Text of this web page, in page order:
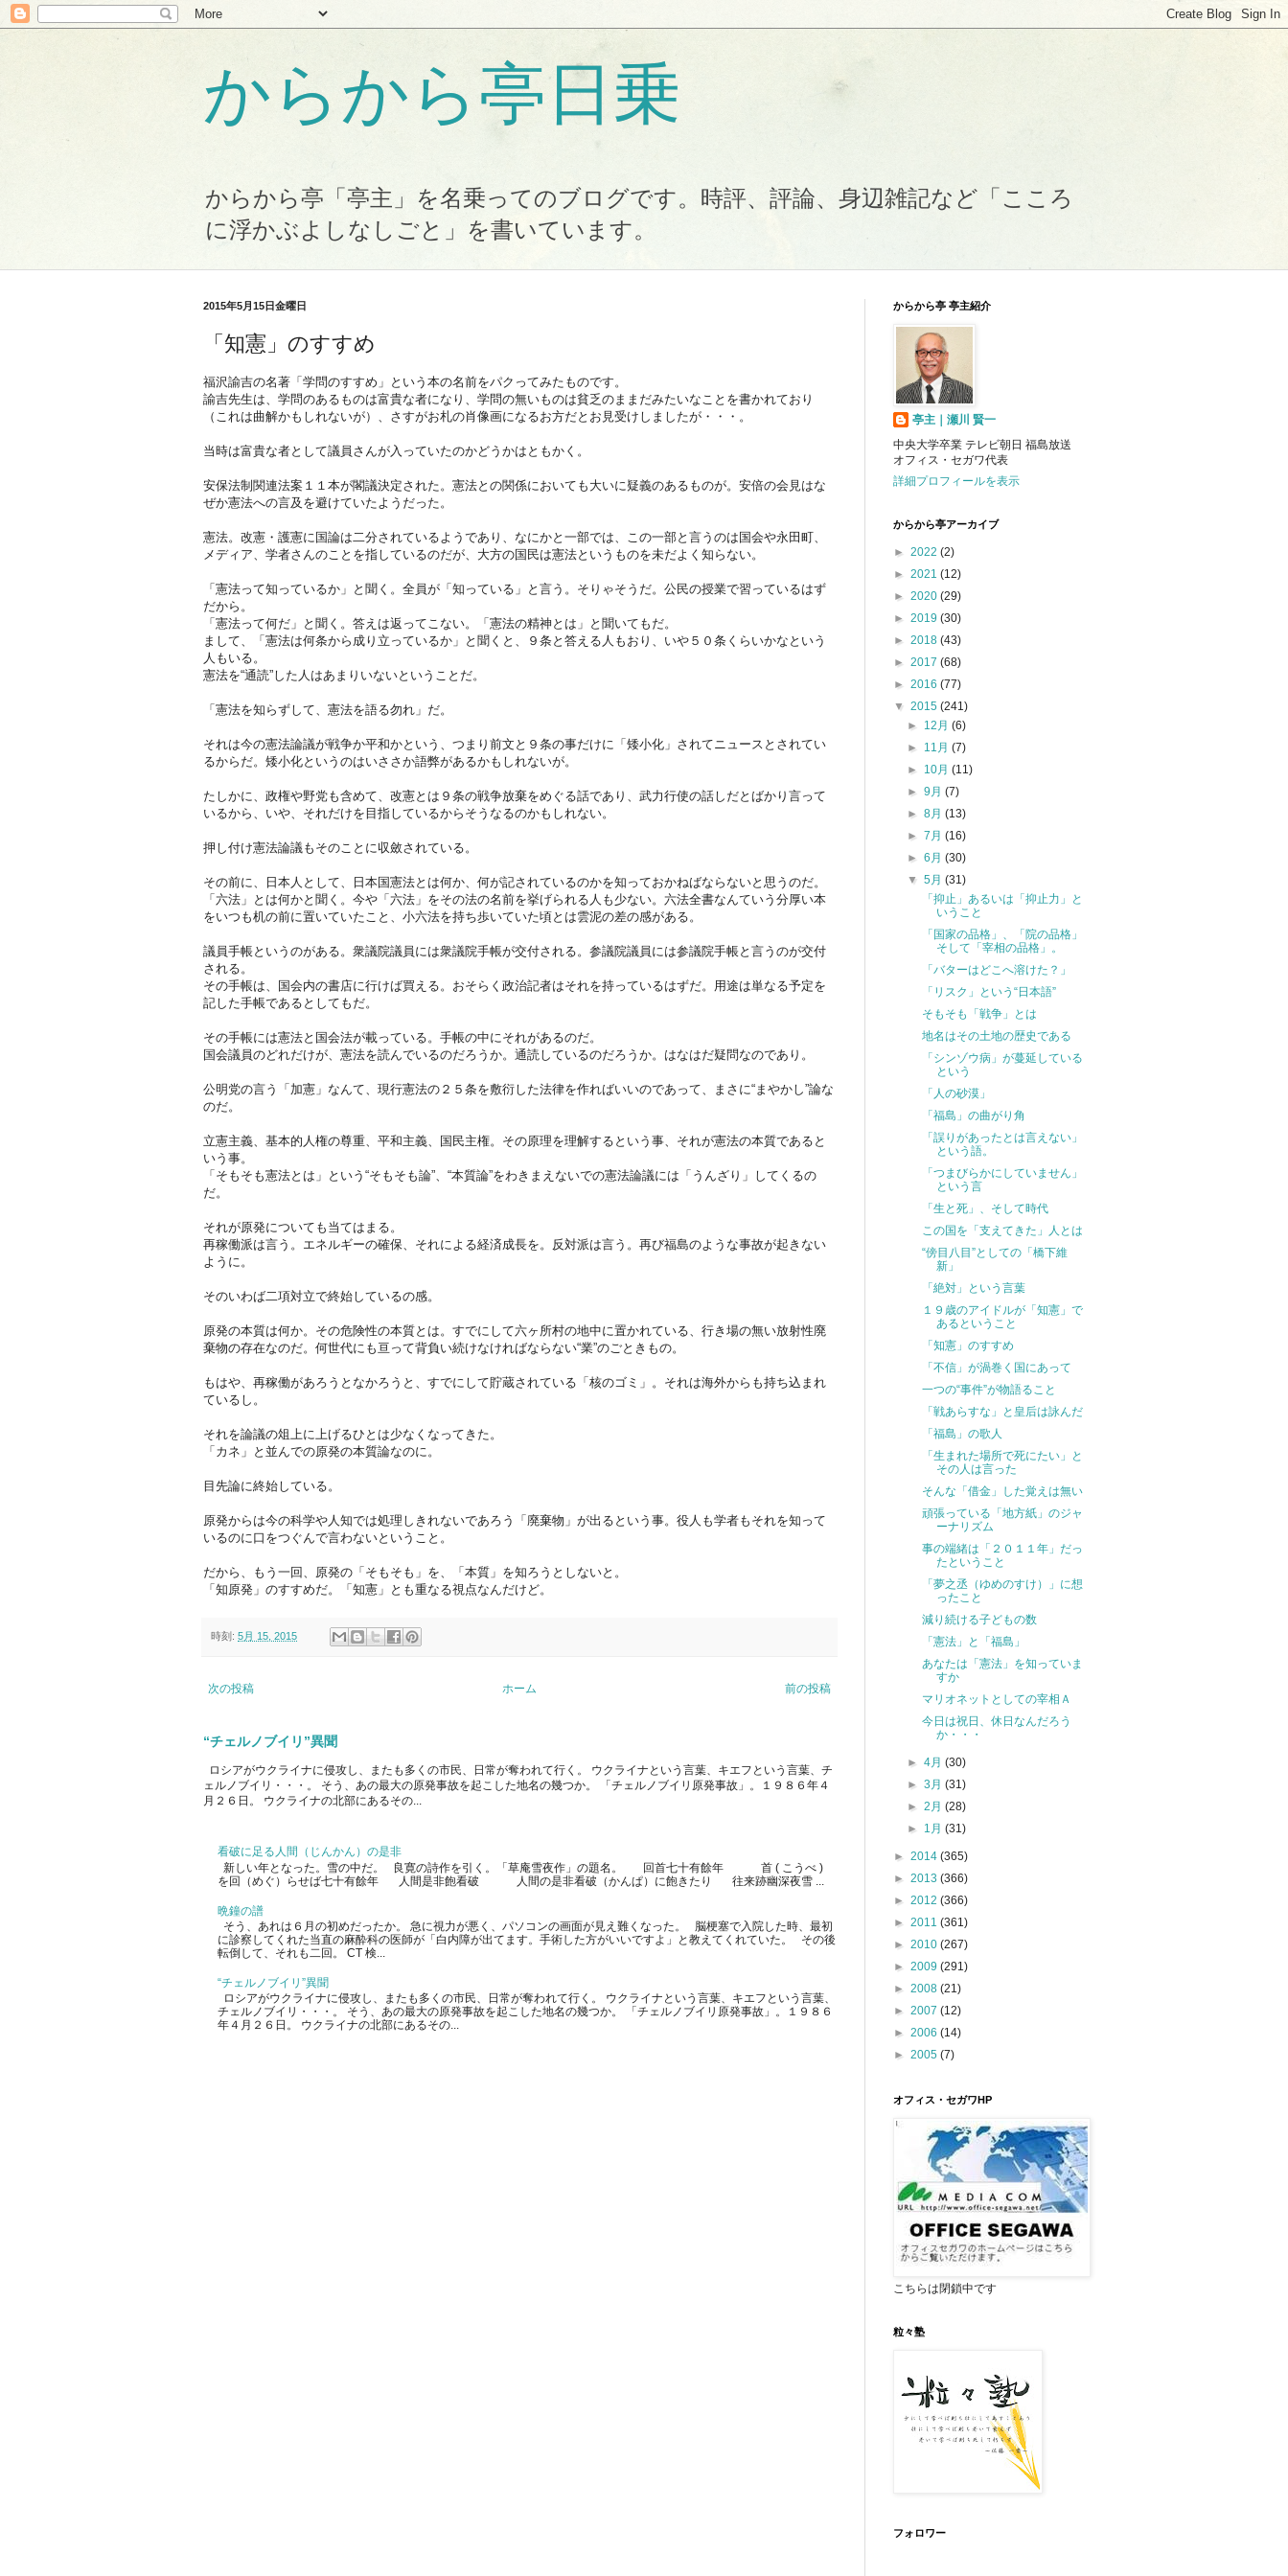
からから亭日乗
からから亭「亭主」を名乗ってのブログです。時評、評論、身辺雑記など「こころ
に浮かぶよしなしごと」を書いています。
2015年5月15日金曜日
「知憲」のすすめ
福沢諭吉の名著「学問のすすめ」という本の名前をパクってみたものです。
諭吉先生は、学問のあるものは富貴な者になり、学問の無いものは貧乏のままだみたいなことを書かれており
（これは曲解かもしれないが）、さすがお札の肖像画になるお方だとお見受けしましたが・・・。
当時は富貴な者として議員さんが入っていたのかどうかはともかく。
安保法制関連法案１１本が閣議決定された。憲法との関係においても大いに疑義のあるものが。安倍の会見はな
ぜか憲法への言及を避けていたようだった。
憲法。改憲・護憲に国論は二分されているようであり、なにかと一部では、この一部と言うのは国会や永田町、
メディア、学者さんのことを指しているのだが、大方の国民は憲法というものを未だよく知らない。
「憲法って知っているか」と聞く。全員が「知っている」と言う。そりゃそうだ。公民の授業で習っているはず
だから。
「憲法って何だ」と聞く。答えは返ってこない。「憲法の精神とは」と聞いてもだ。
まして、「憲法は何条から成り立っているか」と聞くと、９条と答える人もおり、いや５０条くらいかなという
人もいる。
憲法を“通読”した人はあまりいないということだ。
「憲法を知らずして、憲法を語る勿れ」だ。
それは今の憲法論議が戦争か平和かという、つまり前文と９条の事だけに「矮小化」されてニュースとされてい
るからだ。矮小化というのはいささか語弊があるかもしれないが。
たしかに、政権や野党も含めて、改憲とは９条の戦争放棄をめぐる話であり、武力行使の話しだとばかり言って
いるから、いや、それだけを目指しているからそうなるのかもしれない。
押し付け憲法論議もそのことに収斂されている。
その前に、日本人として、日本国憲法とは何か、何が記されているのかを知っておかねばならないと思うのだ。
「六法」とは何かと聞く。今や「六法」をその法の名前を挙げられる人も少ない。六法全書なんていう分厚い本
をいつも机の前に置いていたこと、小六法を持ち歩いていた頃とは雲泥の差の感がある。
議員手帳というのがある。衆議院議員には衆議院手帳が交付される。参議院議員には参議院手帳と言うのが交付
される。
その手帳は、国会内の書店に行けば買える。おそらく政治記者はそれを持っているはずだ。用途は単なる予定を
記した手帳であるとしてもだ。
その手帳には憲法と国会法が載っている。手帳の中にそれがあるのだ。
国会議員のどれだけが、憲法を読んでいるのだろうか。通読しているのだろうか。はなはだ疑問なのであり。
公明党の言う「加憲」なんて、現行憲法の２５条を敷衍した法律を作ればいいのであって、まさに“まやかし”論な
のだ。
立憲主義、基本的人権の尊重、平和主義、国民主権。その原理を理解するという事、それが憲法の本質であると
いう事。
「そもそも憲法とは」という“そもそも論”、“本質論”をわきまえないでの憲法論議には「うんざり」してくるの
だ。
それが原発についても当てはまる。
再稼働派は言う。エネルギーの確保、それによる経済成長を。反対派は言う。再び福島のような事故が起きない
ように。
そのいわば二項対立で終始しているの感。
原発の本質は何か。その危険性の本質とは。すでにして六ヶ所村の地中に置かれている、行き場の無い放射性廃
棄物の存在なのだ。何世代にも亘って背負い続けなければならない“業”のごときもの。
もはや、再稼働があろうとなかろうと、すでにして貯蔵されている「核のゴミ」。それは海外からも持ち込まれ
ているし。
それを論議の俎上に上げるひとは少なくなってきた。
「カネ」と並んでの原発の本質論なのに。
目先論に終始している。
原発からは今の科学や人知では処理しきれないであろう「廃棄物」が出るという事。役人も学者もそれを知って
いるのに口をつぐんで言わないということ。
だから、もう一回、原発の「そもそも」を、「本質」を知ろうとしないと。
「知原発」のすすめだ。「知憲」とも重なる視点なんだけど。
時刻: 5月 15, 2015
次の投稿 前の投稿
ホーム
“チェルノブイリ”異聞
ロシアがウクライナに侵攻し、またも多くの市民、日常が奪われて行く。 ウクライナという言葉、キエフという言葉、チ
ェルノブイリ・・・。 そう、あの最大の原発事故を起こした地名の幾つか。 「チェルノブイリ原発事故」。１９８６年４
月２６日。 ウクライナの北部にあるその...
看破に足る人間（じんかん）の是非
新しい年となった。雪の中だ。 良寛の詩作を引く。「草庵雪夜作」の題名。 回首七十有餘年 首 ( こうべ )
を回（めぐ）らせば七十有餘年 人間是非飽看破 人間の是非看破（かんぱ）に飽きたり 往来跡幽深夜雪 ...
晩鐘の譜
そう、あれは６月の初めだったか。 急に視力が悪く、パソコンの画面が見え難くなった。 脳梗塞で入院した時、最初
に診察してくれた当直の麻酔科の医師が「白内障が出てます。手術した方がいいですよ」と教えてくれていた。 その後
転倒して、それも二回。 CT 検...
“チェルノブイリ”異聞
ロシアがウクライナに侵攻し、またも多くの市民、日常が奪われて行く。 ウクライナという言葉、キエフという言葉、
チェルノブイリ・・・。 そう、あの最大の原発事故を起こした地名の幾つか。 「チェルノブイリ原発事故」。１９８６
年４月２６日。 ウクライナの北部にあるその...
からから亭 亭主紹介
亭主｜瀬川 賢一
中央大学卒業 テレビ朝日 福島放送
オフィス・セガワ代表
詳細プロフィールを表示
からから亭アーカイブ
► 2022 (2)
► 2021 (12)
► 2020 (29)
► 2019 (30)
► 2018 (43)
► 2017 (68)
► 2016 (77)
▼ 2015 (241)
► 12月(6)
► 11月(7)
► 10月(11)
►9月(7)
►8月(13)
►7月(16)
►6月(30)
▼5月(31)
「抑止」あるいは「抑止力」と
いうこと
「国家の品格」、「院の品格」
そして「宰相の品格」。
「バターはどこへ溶けた？」
「リスク」という“日本語”
そもそも「戦争」とは
地名はその土地の歴史である
「シンゾウ病」が蔓延している
という
「人の砂漠」
「福島」の曲がり角
「誤りがあったとは言えない」
という語。
「つまびらかにしていません」
という言
「生と死」、そして時代
この国を「支えてきた」人とは
“傍目八目”としての「橋下維
新」
「絶対」という言葉
１９歳のアイドルが「知憲」で
あるということ
「知憲」のすすめ
「不信」が渦巻く国にあって
一つの“事件”が物語ること
「戦あらすな」と皇后は詠んだ
「福島」の歌人
「生まれた場所で死にたい」と
その人は言った
そんな「借金」した覚えは無い
頑張っている「地方紙」のジャ
ーナリズム
事の端緒は「２０１１年」だっ
たということ
「夢之丞（ゆめのすけ）」に想
ったこと
減り続ける子どもの数
「憲法」と「福島」
あなたは「憲法」を知っていま
すか
マリオネットとしての宰相Ａ
今日は祝日、休日なんだろう
か・・・
►4月(30)
►3月(31)
►2月(28)
► 1月(31)
► 2014 (365)
► 2013 (366)
► 2012 (366)
► 2011 (361)
► 2010 (267)
► 2009 (291)
► 2008 (21)
► 2007 (12)
► 2006 (14)
► 2005 (7)
オフィス・セガワHP
こちらは閉鎖中です
粒々塾
フォロワー